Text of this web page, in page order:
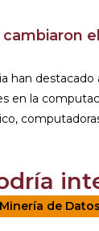
han
en la
de Datos